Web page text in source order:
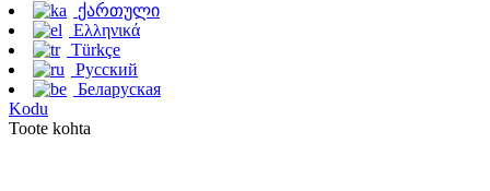
ქართული
Ελληνικά
Türkçe
Русский
Беларуская
Kodu
Toote kohta